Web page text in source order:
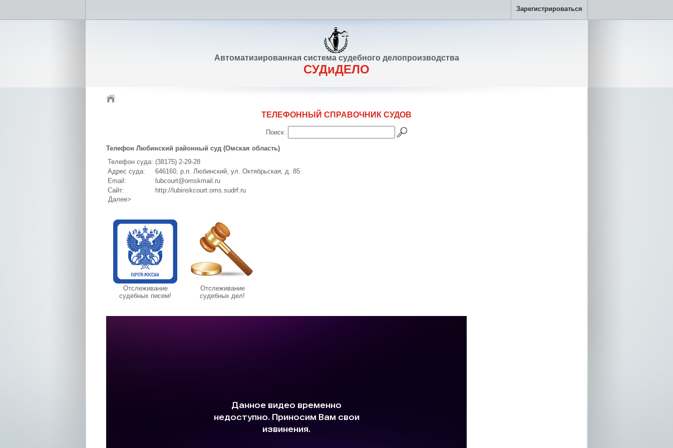
Зарегистрироваться
Автоматизированная система судебного делопроизводства
СУДиДЕЛО
ТЕЛЕФОННЫЙ СПРАВОЧНИК СУДОВ
Поиск:
Телефон Любинский районный суд (Омская область)
Телефон суда: (38175) 2-29-28
Адрес суда:
646160, р.п. Любинский, ул. Октябрьская, д. 85
Email:
lubcourt@omskmail.ru
Сайт:
http://lubinskcourt.oms.sudrf.ru
Далее>
Отслеживание
судебных писем!
Отслеживание
судебных дел!